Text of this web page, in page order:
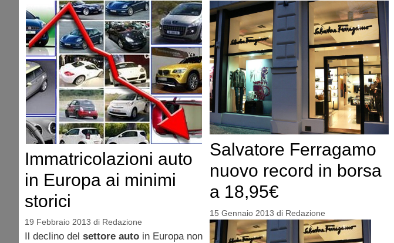
Immatricolazioni auto
in Europa ai minimi
storici
19 Febbraio 2013 di Redazione
Il declino del settore auto in Europa non
Salvatore Ferragamo
nuovo record in borsa
a 18,95€
15 Gennaio 2013 di Redazione